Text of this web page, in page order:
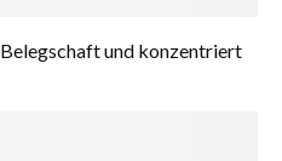
und konzentriert